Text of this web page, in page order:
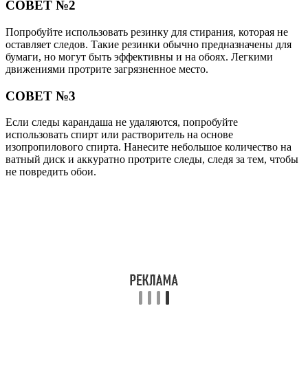
СОВЕТ №2
Попробуйте использовать резинку для стирания, которая не
оставляет следов. Такие резинки обычно предназначены для
бумаги, но могут быть эффективны и на обоях. Легкими
движениями протрите загрязненное место.
СОВЕТ №3
Если следы карандаша не удаляются, попробуйте
использовать спирт или растворитель на основе
изопропилового спирта. Нанесите небольшое количество на
ватный диск и аккуратно протрите следы, следя за тем, чтобы
не повредить обои.